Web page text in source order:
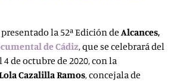
la 52ª Edición deAlcances,
de Cádiz, que se celebrará del
de octubre de 2020, con la
Cazalilla Ramos, concejala de